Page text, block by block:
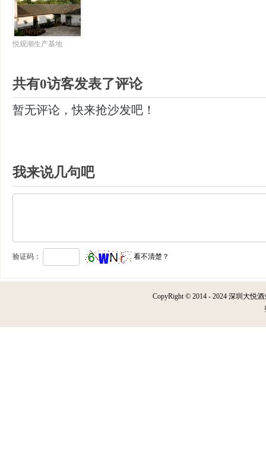
悦观潮生产基地
共有0访客发表了评论
暂无评论，快来抢沙发吧！
我来说几句吧
验证码： 看不清楚？
CopyRight © 2014 - 2024 深圳大悦